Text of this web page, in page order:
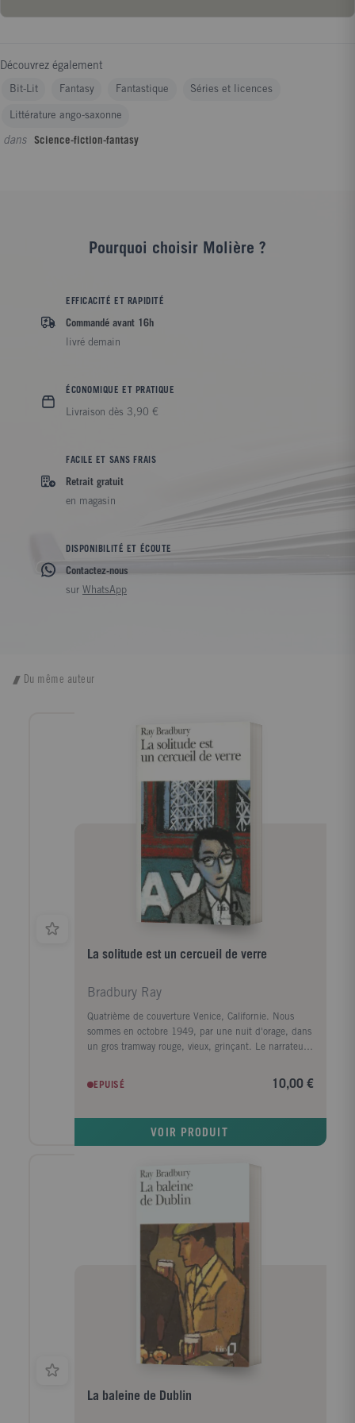
Découvrez également
Bit-Lit Fantasy Fantastique Séries et licences
Littérature ango-saxonne
dans Science-fiction-fantasy
Pourquoi choisir Molière ?
EFFICACITÉ ET RAPIDITÉ
Commandé avant 16h
livré demain
ÉCONOMIQUE ET PRATIQUE
Livraison dès 3,90 €
FACILE ET SANS FRAIS
Retrait gratuit
en magasin
DISPONIBILITÉ ET ÉCOUTE
Contactez-nous
sur WhatsApp
Du même auteur
La solitude est un cercueil de verre
Bradbury Ray
Quatrième de couverture Venice, Californie. Nous
sommes en octobre 1949, par une nuit d'orage, dans
un gros tramway rouge, vieux, grinçant. Le narrateur y
soufflant son haleine avinée dans le cou : «Oh ! la
solitude est un cercueil de verre.» Puis l'inconnu
lion.L'inspecteur Crumley mettra bien du temps à se
un peu «tête brûlée», qui prétend avoir entendu
l'assassin et qui a commencé son enquête auprès de
personnages on ne peut plus singuliers.Dès lors, qui,
EPUISÉ 10,00 €
VOIR PRODUIT
La baleine de Dublin